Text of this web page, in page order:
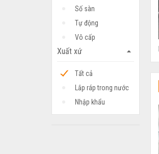
Số sàn
Tự động
Vô cấp
arrow_drop_up
Xuất xứ
Tất cả
Lắp ráp trong nước
Nhập khẩu